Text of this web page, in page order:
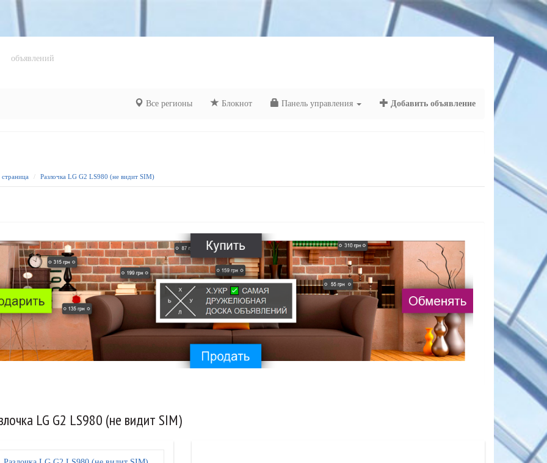
объявлений
Все регионы Блокнот Панель управления Добавить объявление
страница Разлочка LG G2 LS980 (не видит SIM)
LG G2 LS980 (не видит SIM)